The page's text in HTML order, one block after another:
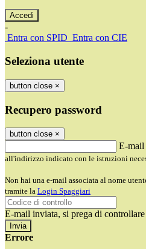
-
Entra con SPID Entra con CIE
Seleziona utente
button close ×
Recupero password
button close ×
E-mail
all'indirizzo indicato con le istruzioni
Non hai una e-mail associata al nome
tramite la Login Spaggiari
E-mail inviata, si prega di
Errore